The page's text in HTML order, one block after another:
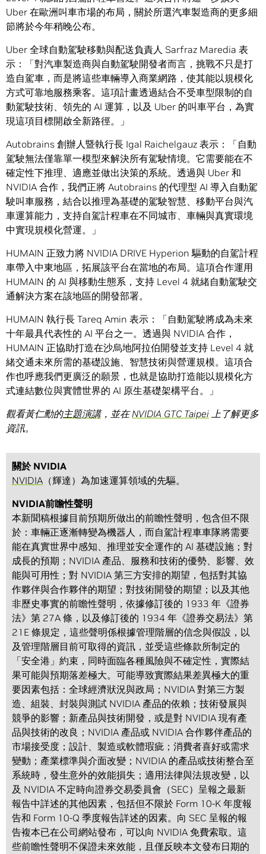
Uber 在歐洲叫車市場的布局，關於所選汽車製造商的更多細
節將於今年稍晚公布。
Uber 全球自動駕駛移動與配送負責人 Sarfraz Maredia 表
示：「對汽車製造商與自動駕駛開發者而言，挑戰不只是打
造自駕車，而是將這些車輛導入商業網路，使其能以規模化
方式可靠地服務乘客。這項計畫透過結合不受車型限制的自
動駕駛技術、領先的 AI 運算，以及 Uber 的叫車平台，為實
現這項目標開啟全新路徑。」
Autobrains 創辦人暨執行長 Igal Raichelgauz 表示：「自動
駕駛無法僅靠單一模型來解決所有駕駛情境。它需要能在不
確定性下推理、適應並做出決策的系統。透過與 Uber 和
NVIDIA 合作，我們正將 Autobrains 的代理型 AI 導入自動駕
駛叫車服務，結合以推理為基礎的駕駛智慧、移動平台與汽
車運算能力，支持自駕計程車在不同城市、車輛與真實環境
中實現規模化營運。」
HUMAIN 正致力將 NVIDIA DRIVE Hyperion 驅動的自駕計程
車帶入中東地區，拓展該平台在當地的布局。這項合作運用
HUMAIN 的 AI 與移動生態系，支持 Level 4 就緒自動駕駛交
通解決方案在該地區的開發部署。
HUMAIN 執行長 Tareq Amin 表示：「自動駕駛將成為未來
十年最具代表性的 AI 平台之一。透過與 NVIDIA 合作，
HUMAIN 正協助打造在沙烏地阿拉伯開發並支持 Level 4 就
緒交通未來所需的基礎設施、智慧技術與營運規模。這項合
作也呼應我們更廣泛的願景，也就是協助打造能以規模化方
式連結數位與實體世界的 AI 原生基礎架構平台。」
觀看黃仁勳的主題演講，並在 NVIDIA GTC Taipei 上了解更多
資訊。
關於 NVIDIA
NVIDIA （輝達）為加速運算領域的先驅。
NVIDIA前瞻性聲明
本新聞稿根據目前預期所做出的前瞻性聲明，包含但不限
於：車輛正逐漸轉變為機器人，而自駕計程車車隊將需要
能在真實世界中感知、推理並安全運作的 AI 基礎設施；對
成長的預期；NVIDIA 產品、服務和技術的優勢、影響、效
能與可用性；對 NVIDIA 第三方安排的期望，包括對其協
作夥伴與合作夥伴的期望；對技術開發的期望；以及其他
非歷史事實的前瞻性聲明，依據修訂後的 1933 年《證券
法》第 27A 條，以及修訂後的 1934 年《證券交易法》第
21E 條規定，這些聲明係根據管理階層的信念與假設，以
及管理階層目前可取得的資訊，並受這些條款所制定的
「安全港」約束，同時面臨各種風險與不確定性，實際結
果可能與預期落差極大。可能導致實際結果差異極大的重
要因素包括：全球經濟狀況與政局；NVIDIA 對第三方製
造、組裝、封裝與測試 NVIDIA 產品的依賴；技術發展與
競爭的影響；新產品與技術開發，或是對 NVIDIA 現有產
品與技術的改良；NVIDIA 產品或 NVIDIA 合作夥伴產品的
市場接受度；設計、製造或軟體瑕疵；消費者喜好或需求
變動；產業標準與介面改變；NVIDIA 的產品或技術整合至
系統時，發生意外的效能損失；適用法律與法規改變，以
及 NVIDIA 不定時向證券交易委員會（SEC）呈報之最新
報告中詳述的其他因素，包括但不限於 Form 10-K 年度報
告和 Form 10-Q 季度報告詳述的因素。向 SEC 呈報的報
告複本已在公司網站發布，可以向 NVIDIA 免費索取。這
些前瞻性聲明不保證未來效能，且僅反映本文發布日期的